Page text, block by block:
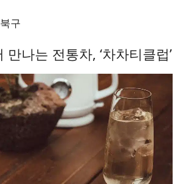
구
나는 전통차, ‘차차티클럽’